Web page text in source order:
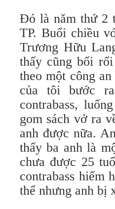
Đó là năm thứ 2
TP. Buổi chiều
Trương Hữu
thấy cũng bối
theo một công
của tôi bước
contrabass,
gom sách vở ra
anh được nữa.
thấy ba anh là
chưa được 25
contrabass hiếm
thế nhưng anh bị